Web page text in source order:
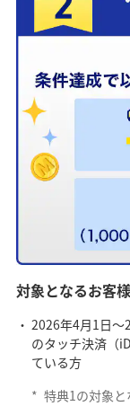
対象となるお客様
2026年4月1日～
のタッチ決済（
ている方
* 特典1の対象と